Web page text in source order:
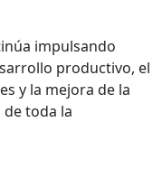
impulsando
productivo, el
y la mejora de la
toda la